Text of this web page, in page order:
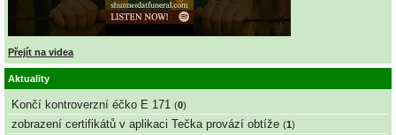
Přejít na videa
Aktuality
Končí kontroverzní éčko E 171 (0)
zobrazení certifikátů v aplikaci Tečka provází obtíže (1)